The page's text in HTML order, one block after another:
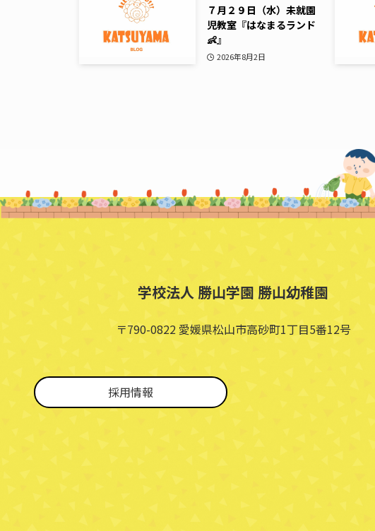
７月２９日（水）未就園
児教室『はなまるランド
👶』
2026年8月2日
学校法人 勝山学園 勝山幼稚園
〒790-0822 愛媛県松山市高砂町1丁目5番12号
採用情報